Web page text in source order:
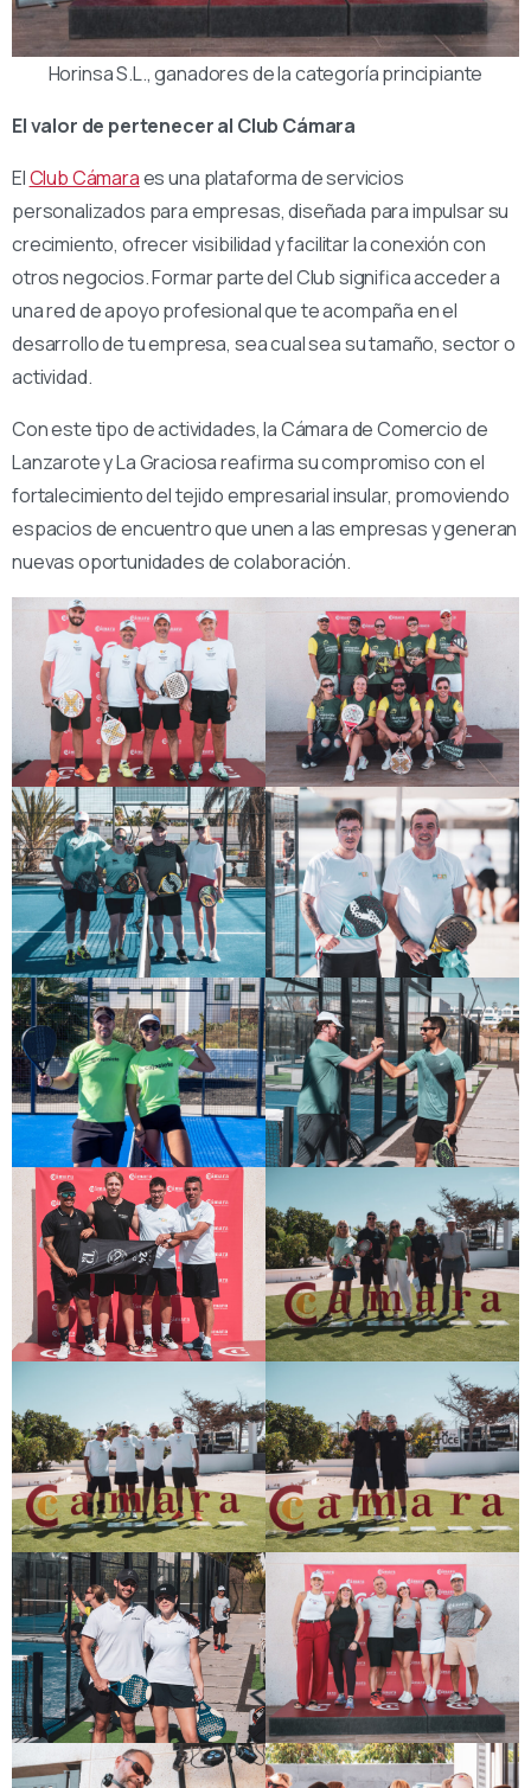
Horinsa S.L., ganadores de la categoría principiante
El valor de pertenecer al Club Cámara
ElClub Cámaraes una plataforma de servicios
personalizados para empresas, diseñada para impulsar su
crecimiento, ofrecer visibilidad y facilitar la conexión con
otros negocios. Formar parte del Club significa acceder a
una red de apoyo profesional que te acompaña en el
desarrollo de tu empresa, sea cual sea su tamaño, sector o
actividad.
Con este tipo de actividades, la Cámara de Comercio de
Lanzarote y La Graciosa reafirma su compromiso con el
fortalecimiento del tejido empresarial insular, promoviendo
espacios de encuentro que unen a las empresas y generan
nuevas oportunidades de colaboración.